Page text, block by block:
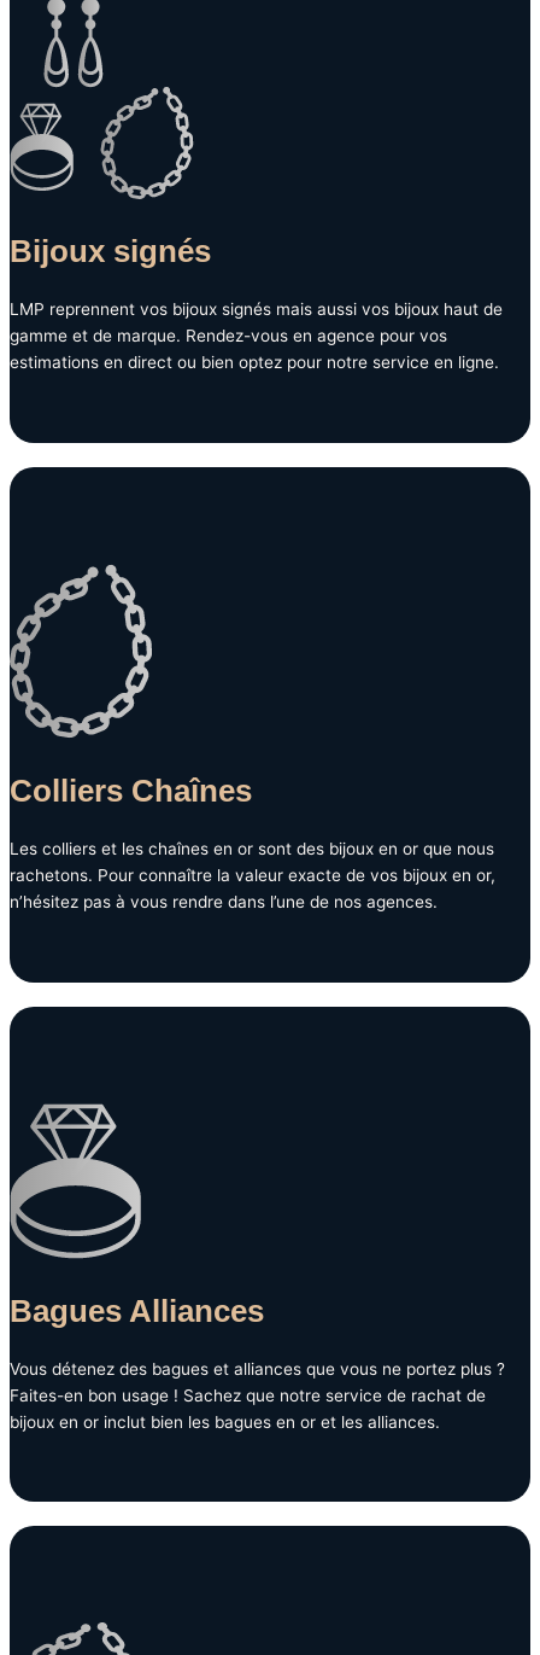
Bijoux signés
LMP reprennent vos bijoux signés mais aussi vos bijoux haut de
gamme et de marque. Rendez-vous en agence pour vos
estimations en direct ou bien optez pour notre service en ligne.
Colliers Chaînes
Les colliers et les chaînes en or sont des bijoux en or que nous
rachetons. Pour connaître la valeur exacte de vos bijoux en or,
n’hésitez pas à vous rendre dans l’une de nos agences.
Bagues Alliances
Vous détenez des bagues et alliances que vous ne portez plus ?
Faites-en bon usage ! Sachez que notre service de rachat de
bijoux en or inclut bien les bagues en or et les alliances.